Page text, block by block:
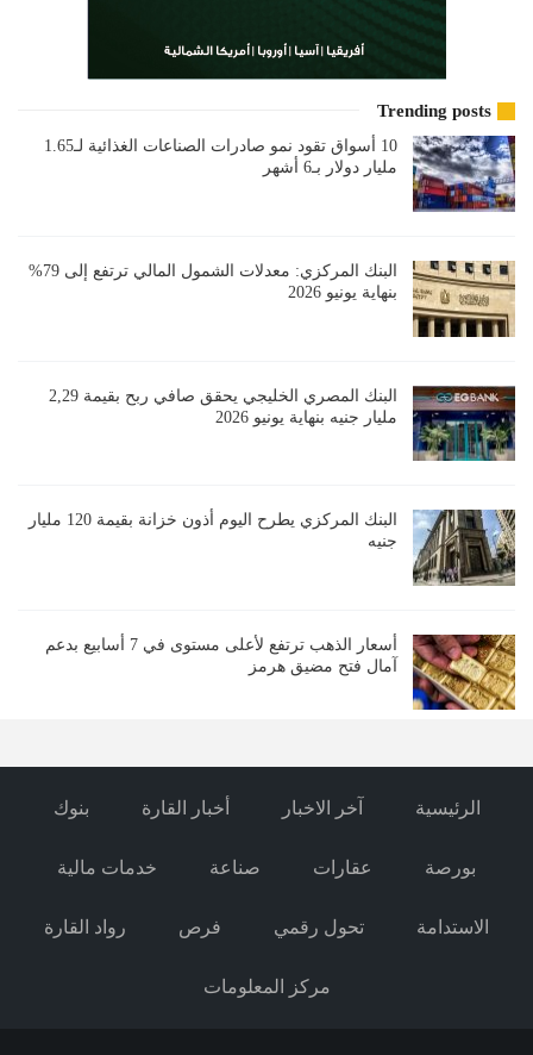
Trending posts
10 أسواق تقود نمو صادرات الصناعات الغذائية لـ1.65
مليار دولار بـ6 أشهر
البنك المركزي: معدلات الشمول المالي ترتفع إلى 79%
بنهاية يونيو 2026
البنك المصري الخليجي يحقق صافي ربح بقيمة 2,29
مليار جنيه بنهاية يونيو 2026
البنك المركزي يطرح اليوم أذون خزانة بقيمة 120 مليار
جنيه
أسعار الذهب ترتفع لأعلى مستوى في 7 أسابيع بدعم
آمال فتح مضيق هرمز
الرئيسية آخر الاخبار أخبار القارة بنوك
بورصة عقارات صناعة خدمات مالية
الاستدامة تحول رقمي فرص رواد القارة
مركز المعلومات